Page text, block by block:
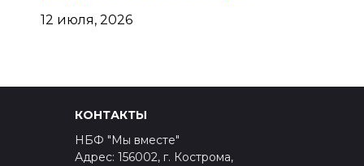
12 июля, 2026
КОНТАКТЫ
НБФ "Мы вместе"
Адрес: 156002, г. Кострома,